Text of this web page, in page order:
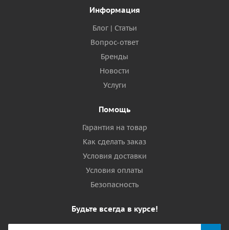
Информация
Блог | Статьи
Вопрос-ответ
Бренды
Новости
Услуги
Помощь
Гарантия на товар
Как сделать заказ
Условия доставки
Условия оплаты
Безопасность
Будьте всегда в курсе!